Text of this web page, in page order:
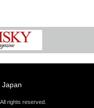
Japan
rights reserved.